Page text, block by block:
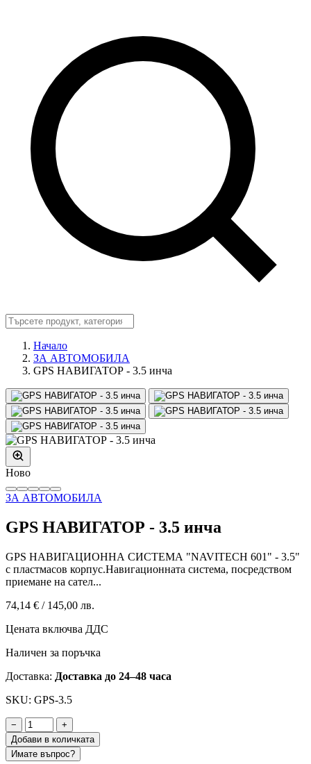
Начало
ЗА АВТОМОБИЛА
GPS НАВИГАТОР - 3.5 инча
Ново
ЗА АВТОМОБИЛА
GPS НАВИГАТОР - 3.5 инча
GPS НАВИГАЦИОННА СИСТЕМА "NAVITECH 601" - 3.5"
с пластмасов корпус.Навигационната система, посредством
приемане на сател...
74,14 € / 145,00 лв.
Цената включва ДДС
Наличен за поръчка
Доставка: Доставка до 24–48 часа
SKU: GPS-3.5
−
+
Добави в количката
Имате въпрос?